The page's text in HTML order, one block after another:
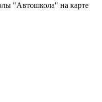
"Автошкола" на карте